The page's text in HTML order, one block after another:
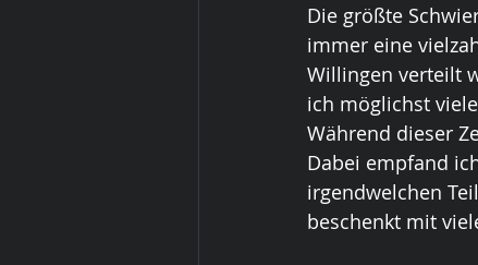
Die größte
immer eine
Willingen verteilt
ich möglichst
Während dieser
Dabei empfand
irgendwelchen
beschenkt mit